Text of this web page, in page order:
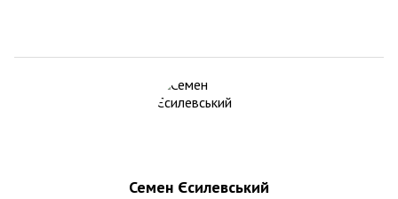
Семен Єсилевський